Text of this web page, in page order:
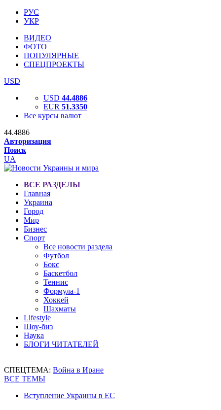
РУС
УКР
ВИДЕО
ФОТО
ПОПУЛЯРНЫЕ
СПЕЦПРОЕКТЫ
USD
USD 44.4886
EUR 51.3350
Все курсы валют
44.4886
Авторизация
Поиск
UA
ВСЕ РАЗДЕЛЫ
Главная
Украина
Город
Мир
Бизнес
Спорт
Все новости раздела
Футбол
Бокс
Баскетбол
Теннис
Формула-1
Хоккей
Шахматы
Lifestyle
Шоу-биз
Наука
БЛОГИ ЧИТАТЕЛЕЙ
СПЕЦТЕМА: Война в Иране
ВСЕ ТЕМЫ
Вступление Украины в ЕС